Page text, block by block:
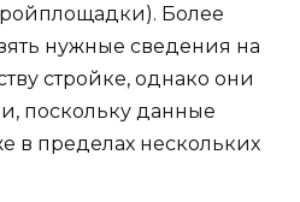
Более
нужные сведения на
стройке, однако они
поскольку данные
в пределах нескольких